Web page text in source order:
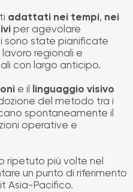
adattati nei tempi, nei
per agevolare
sono state pianificate
regionali e
con largo anticipo.
e il
linguaggio visivo
del metodo tra i
spontaneamente il
operative e
ripetuto più volte nel
un punto di riferimento
Asia-Pacifico.